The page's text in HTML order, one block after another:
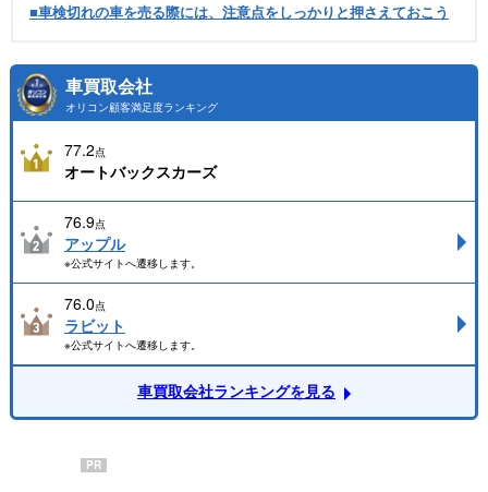
■車検切れの車を売る際には、注意点をしっかりと押さえておこう
車買取会社
オリコン顧客満足度ランキング
77.2点
オートバックスカーズ
76.9点
アップル
※公式サイトへ遷移します。
76.0点
ラビット
※公式サイトへ遷移します。
車買取会社ランキングを見る
PR